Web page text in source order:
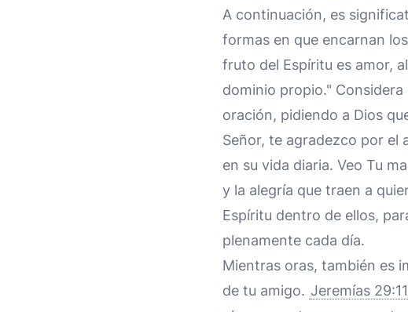
A continuación, es
formas en que encarnan
fruto del Espíritu es amor,
dominio propio."
oración, pidiendo a Dios
Señor, te agradezco por el
en su vida diaria. Veo Tu
y la alegría que traen a
Espíritu dentro de ellos,
plenamente cada día.
Mientras oras, también es
de tu amigo. Jeremías 29:11